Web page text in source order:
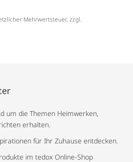
Mehrwertsteuer, zzgl.
um die Themen Heimwerken,
erhalten.
für Ihr Zuhause entdecken.
im tedox Online-Shop